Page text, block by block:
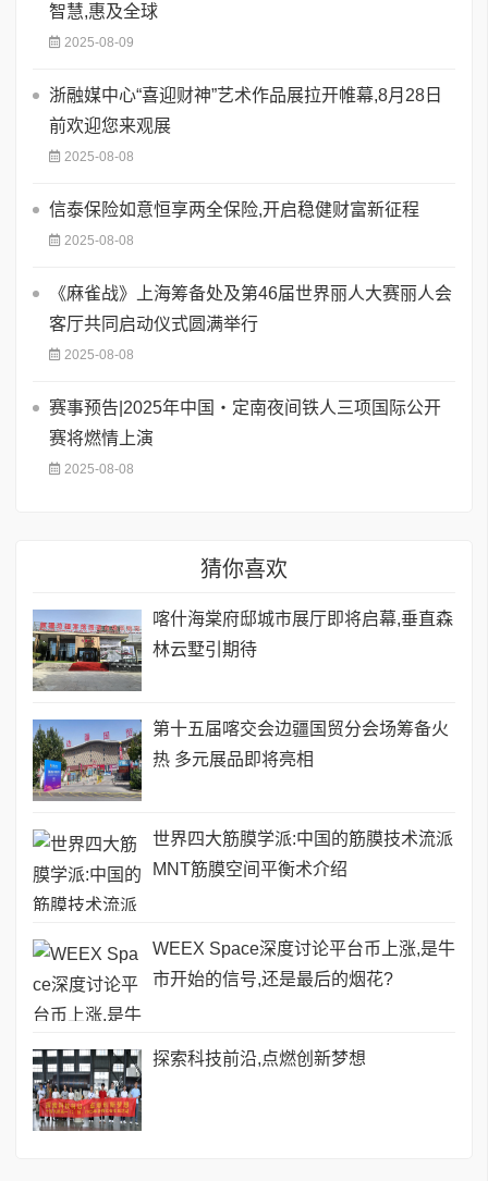
智慧,惠及全球
2025-08-09
浙融媒中心“喜迎财神”艺术作品展拉开帷幕,8月28日
前欢迎您来观展
2025-08-08
信泰保险如意恒享两全保险,开启稳健财富新征程
2025-08-08
《麻雀战》上海筹备处及第46届世界丽人大赛丽人会
客厅共同启动仪式圆满举行
2025-08-08
赛事预告|2025年中国・定南夜间铁人三项国际公开
赛将燃情上演
2025-08-08
猜你喜欢
喀什海棠府邸城市展厅即将启幕,垂直森
林云墅引期待
第十五届喀交会边疆国贸分会场筹备火
热 多元展品即将亮相
世界四大筋膜学派:中国的筋膜技术流派
MNT筋膜空间平衡术介绍
WEEX Space深度讨论平台币上涨,是牛
市开始的信号,还是最后的烟花?
探索科技前沿,点燃创新梦想